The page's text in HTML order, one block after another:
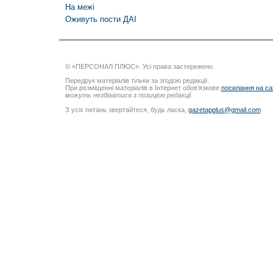
На межі
Оживуть пости ДАІ
© «ПЕРСОНАЛ ПЛЮС». Усі права застережено.
Передрук матеріалів тільки за згодою редакції.
При розміщенні матеріалів в Інтернет обов’язкове посилання на
можуть незбігатися з позицією редакції
З усіх питань звертайтеся, будь ласка, gazetapplus@gmail.com